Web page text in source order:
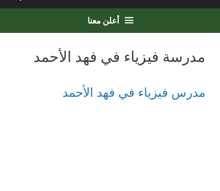
أعلن معنا
مدرسة فيزياء في فهد الأحمد
مدرس فيزياء في فهد الأحمد